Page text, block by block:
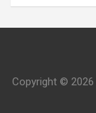
Copyright © 2026